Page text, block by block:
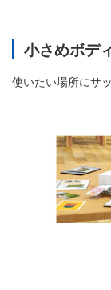
小さめボデ
使いたい場所にサ